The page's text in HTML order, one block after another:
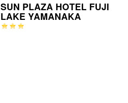
SUN PLAZA HOTEL FUJI
LAKE YAMANAKA